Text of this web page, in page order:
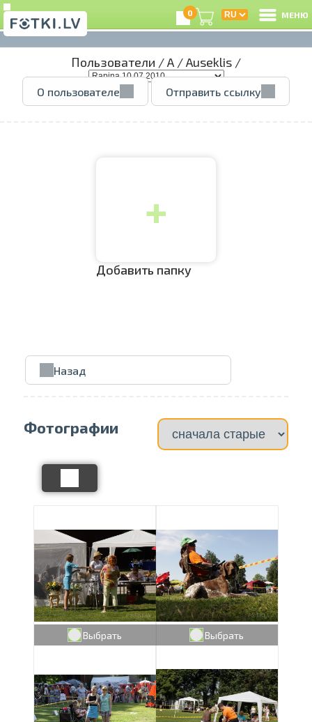
0 МЕНЮ
Пользователи /A /Auseklis /
О пользователе Отправить ссылку
+
Добавить папку
Назад
Фотографии
Выбрать страницу
Выбрать галерею
Выбрать Выбрать